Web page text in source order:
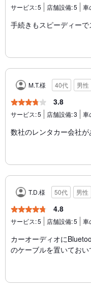
サービス:5 店舗設備:5 車
手続きもスピーディー
M.T.様 40代 男性
3.8
サービス:5 店舗設備:3 車
数社のレンタカー会社が
T.D.様 50代 男性
4.8
サービス:5 店舗設備:5 車
カーオーディオに
のケーブルを置いておい